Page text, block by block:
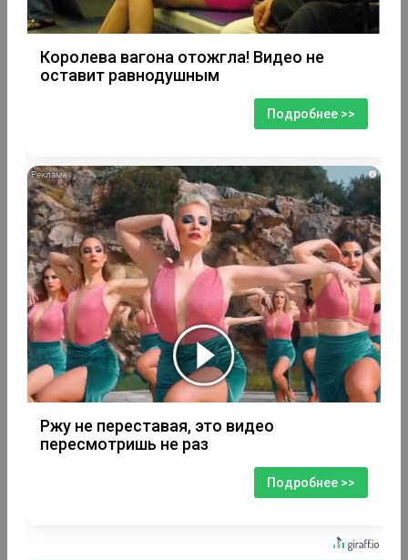
Королева вагона отожгла! Видео не
оставит равнодушным
Подробнее >>
i
Ржу не переставая, это видео
пересмотришь не раз
Подробнее >>